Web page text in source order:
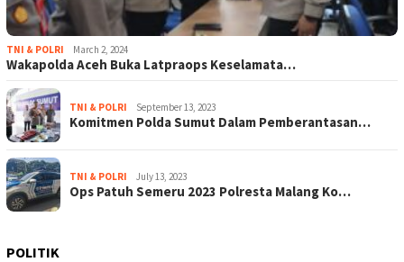
TNI & POLRI March 2, 2024
Wakapolda Aceh Buka Latpraops Keselamata…
TNI & POLRI September 13, 2023
Komitmen Polda Sumut Dalam Pemberantasan…
TNI & POLRI July 13, 2023
Ops Patuh Semeru 2023 Polresta Malang Ko…
POLITIK